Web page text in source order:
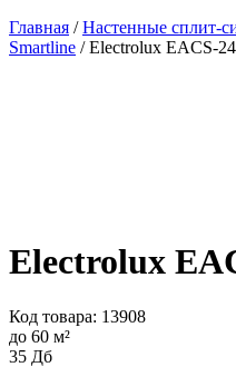
Главная /Настенные сплит-
Smartline / Electrolux EACS-
Electrolux
Код товара: 13908
до 60 м²
35 Дб